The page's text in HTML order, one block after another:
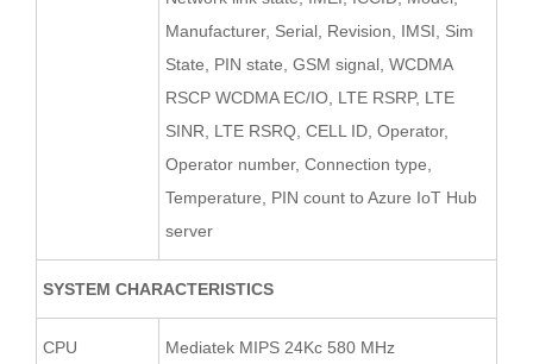
Manufacturer, Serial, Revision, IMSI, Sim
State, PIN state, GSM signal, WCDMA
RSCP WCDMA EC/IO, LTE RSRP, LTE
SINR, LTE RSRQ, CELL ID, Operator,
Operator number, Connection type,
Temperature, PIN count to Azure IoT Hub
server
SYSTEM CHARACTERISTICS
CPU Mediatek MIPS 24Kc 580 MHz